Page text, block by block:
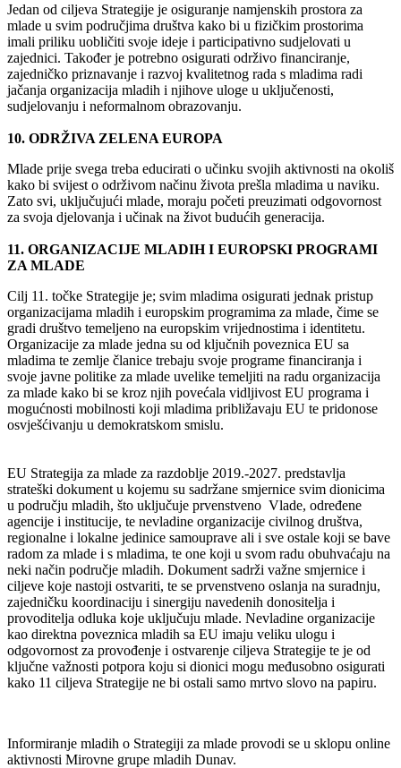
Jedan od ciljeva Strategije je osiguranje namjenskih prostora za
mlade u svim područjima društva kako bi u fizičkim prostorima
imali priliku uobličiti svoje ideje i participativno sudjelovati u
zajednici. Također je potrebno osigurati održivo financiranje,
zajedničko priznavanje i razvoj kvalitetnog rada s mladima radi
jačanja organizacija mladih i njihove uloge u uključenosti,
sudjelovanju i neformalnom obrazovanju.
10. ODRŽIVA ZELENA EUROPA
Mlade prije svega treba educirati o učinku svojih aktivnosti na okoliš
kako bi svijest o održivom načinu života prešla mladima u naviku.
Zato svi, uključujući mlade, moraju početi preuzimati odgovornost
za svoja djelovanja i učinak na život budućih generacija.
11. ORGANIZACIJE MLADIH I EUROPSKI PROGRAMI
ZA MLADE
Cilj 11. točke Strategije je; svim mladima osigurati jednak pristup
organizacijama mladih i europskim programima za mlade, čime se
gradi društvo temeljeno na europskim vrijednostima i identitetu.
Organizacije za mlade jedna su od ključnih poveznica EU sa
mladima te zemlje članice trebaju svoje programe financiranja i
svoje javne politike za mlade uvelike temeljiti na radu organizacija
za mlade kako bi se kroz njih povećala vidljivost EU programa i
mogućnosti mobilnosti koji mladima približavaju EU te pridonose
osvješćivanju u demokratskom smislu.
EU Strategija za mlade za razdoblje 2019.-2027. predstavlja
strateški dokument u kojemu su sadržane smjernice svim dionicima
u području mladih, što uključuje prvenstveno Vlade, određene
agencije i institucije, te nevladine organizacije civilnog društva,
regionalne i lokalne jedinice samouprave ali i sve ostale koji se bave
radom za mlade i s mladima, te one koji u svom radu obuhvaćaju na
neki način područje mladih. Dokument sadrži važne smjernice i
ciljeve koje nastoji ostvariti, te se prvenstveno oslanja na suradnju,
zajedničku koordinaciju i sinergiju navedenih donositelja i
provoditelja odluka koje uključuju mlade. Nevladine organizacije
kao direktna poveznica mladih sa EU imaju veliku ulogu i
odgovornost za provođenje i ostvarenje ciljeva Strategije te je od
ključne važnosti potpora koju si dionici mogu međusobno osigurati
kako 11 ciljeva Strategije ne bi ostali samo mrtvo slovo na papiru.
Informiranje mladih o Strategiji za mlade provodi se u sklopu online
aktivnosti Mirovne grupe mladih Dunav.